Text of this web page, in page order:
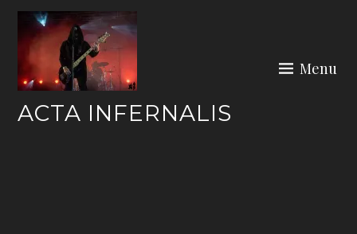
Skip
content
ACTA INFERNALIS
Menu